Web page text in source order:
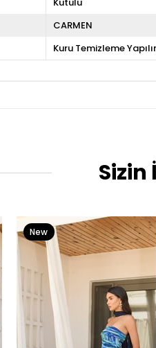
CARMEN
Kuru Temizleme Yapılır
New
Item